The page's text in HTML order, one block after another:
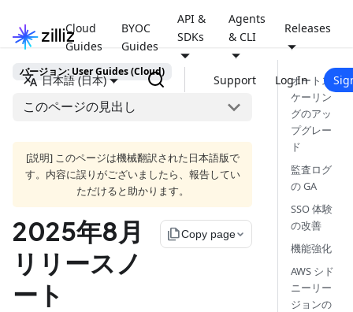
Cloud
Guides
BYOC
Guides
API &
SDKs
Agents
& CLI
Releases
日本語 (日本) Support Log In
バージョン: User Guides (Cloud)
このページの見出し
[説明] このページは機械翻訳された日本語版で
す。内容に誤りがございましたら、報告してい
ただけると助かります。
2025年8月
リリースノ
ート
file_copyCopy page
オートス
ケーリン
グのアッ
プグレー
ド
監査ログ
の GA
SSO 体験
の改善
機能強化
AWS シド
ニーリー
ジョンの